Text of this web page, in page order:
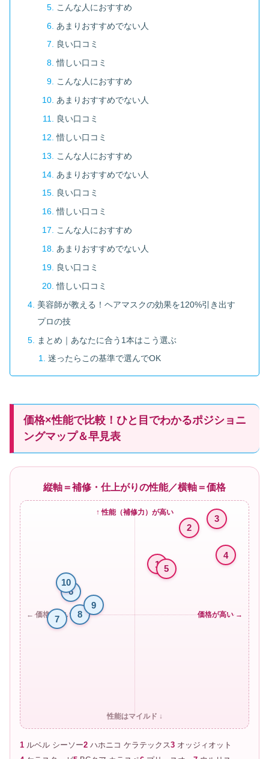
こんな人におすすめ
あまりおすすめでない人
良い口コミ
惜しい口コミ
こんな人におすすめ
あまりおすすめでない人
良い口コミ
惜しい口コミ
こんな人におすすめ
あまりおすすめでない人
良い口コミ
惜しい口コミ
こんな人におすすめ
あまりおすすめでない人
良い口コミ
惜しい口コミ
美容師が教える！ヘアマスクの効果を120%引き出す
プロの技
まとめ｜あなたに合う1本はこう選ぶ
迷ったらこの基準で選んでOK
価格×性能で比較！ひと目でわかるポジショニ
ングマップ＆早見表
縦軸＝補修・仕上がりの性能／横軸＝価格
↑ 性能（補修力）が高い
性能はマイルド ↓
← 価格が安い 価格が高い →
1
2
3
4
5
6
7 8
9
10
1 ルベル シーソー2 ハホニコ ケラテックス3 オッジィオット